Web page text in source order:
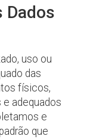
Dados
uso ou
das
físicos,
adequados
e
que